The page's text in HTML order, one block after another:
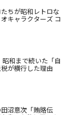
ちが昭和レトロな
キャラクターズ コ
和まで続いた「自
が横行した理由
沼意次「賄賂伝